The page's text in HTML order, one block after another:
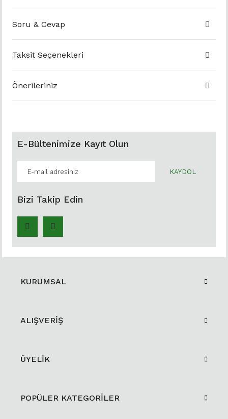
Soru & Cevap
Taksit Seçenekleri
Önerileriniz
E-Bültenimize Kayıt Olun
KAYDOL
Bizi Takip Edin
KURUMSAL
ALIŞVERİŞ
ÜYELİK
POPÜLER KATEGORİLER